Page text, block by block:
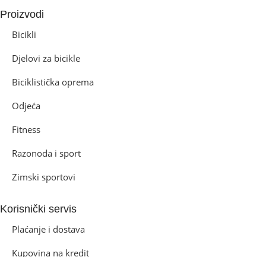
Proizvodi
Bicikli
Djelovi za bicikle
Biciklistička oprema
Odjeća
Fitness
Razonoda i sport
Zimski sportovi
Korisnički servis
Plaćanje i dostava
Kupovina na kredit